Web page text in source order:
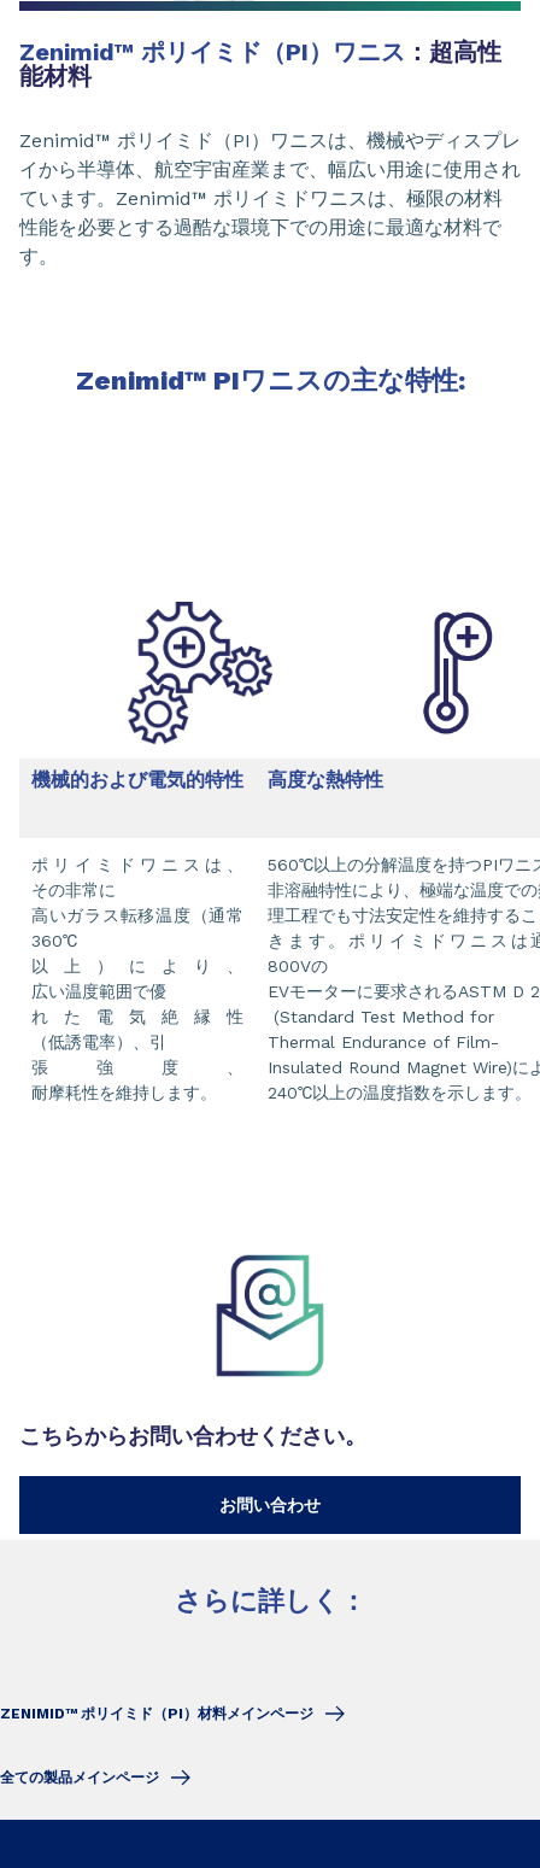
Zenimid™ ポリイミド（PI）ワニス ：超高性
能材料
Zenimid™ ポリイミド（PI）ワニスは、機械やディスプレ
イから半導体、航空宇宙産業まで、幅広い用途に使用され
ています。Zenimid™ ポリイミドワニスは、極限の材料
性能を必要とする過酷な環境下での用途に最適な材料で
す。
Zenimid™ PIワニスの主な特性:
機械的および電気的特性 高度な熱特性
ポリイミドワニスは、
その非常に
高いガラス転移温度（通常
360℃
以上）により、
広い温度範囲で優
れた電気絶縁性
（低誘電率）、引
張強度、
耐摩耗性を維持します。
560℃以上の分解温度を持つPIワニ
非溶融特性により、極端な温度で
理工程でも寸法安定性を維持する
きます。ポリイミドワニスは
800Vの
EVモーターに要求されるASTM D
(Standard Test Method for
Thermal Endurance of Film-
Insulated Round Magnet Wire)に
240℃以上の温度指数を示します。
こちらからお問い合わせください。
お問い合わせ
さらに詳しく：
ZENIMID™ ポリイミド（PI）材料メインページ
全ての製品メインページ